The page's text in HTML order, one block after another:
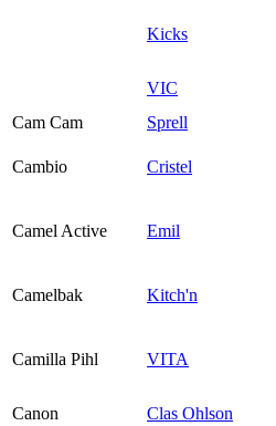
Kicks
VIC
Cam Cam
Sprell
Cambio Cristel
Camel Active Emil
Camelbak Kitch'n
Camilla Pihl VITA
Canon
Clas Ohlson